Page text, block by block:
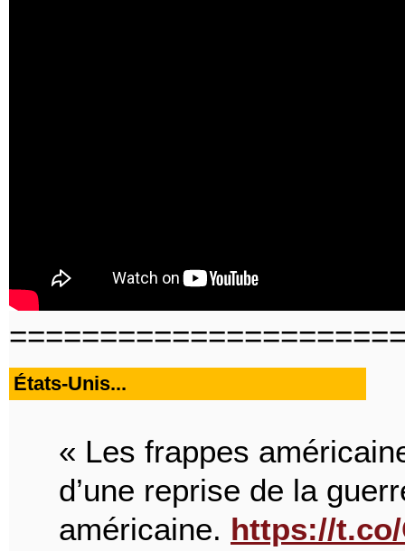
États-Unis...
« Les frappes
d’une reprise de la
américaine. https://t.co/